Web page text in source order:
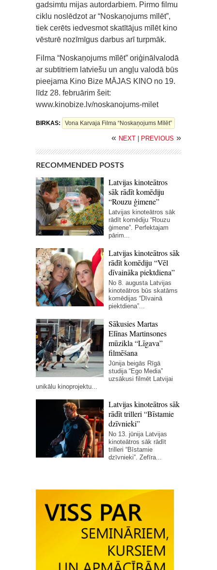
gadsimtu mijas autordarbiem. Pirmo filmu
ciklu noslēdzot ar “Noskaņojums mīlēt”,
tiek cerēts iedvesmot skatītājus mīlēt kino
vēsturē nozīmīgus darbus arī turpmāk.
Filma “Noskaņojums mīlēt” oriģinālvalodā
ar subtitriem latviešu un angļu valodā būs
pieejama Kino Bize MĀJAS KINO no 19.
līdz 28. februārim šeit:
www.kinobize.lv/noskanojums-milet
BIRKAS: Vona Karvaja Filma “Noskaņojums Mīlēt”
« NEXT PREVIOUS »
RECOMMENDED POSTS
Latvijas kinoteātros
sāk rādīt komēdiju
“Rouzu ģimene”
Latvijas kinoteātros sāk
rādīt komēdiju “Rouzu
ģimene”. Perfektajam
pārim...
Latvijas kinoteātros sāk
rādīt komēdiju “Vēl
dīvaināka piektdiena”
No 8. augusta Latvijas
kinoteātros būs skatāms
komēdijas “Dīvainā
piektdiena”...
Sākusies Martas
Elīnas Martinsones
mūzikla “Līgava”
filmēšana
Jūnija beigās Rīgā
studija “Ego Media”
uzsākusi filmēt Latvijai
unikālu kinoprojektu...
Latvijas kinoteātros sāk
rādīt trilleri “Bīstamie
dzīvnieki”
No 13. jūnija Latvijas
kinoteātros sāk rādīt
trilleri “Bīstamie
dzīvnieki”. Zefīra...